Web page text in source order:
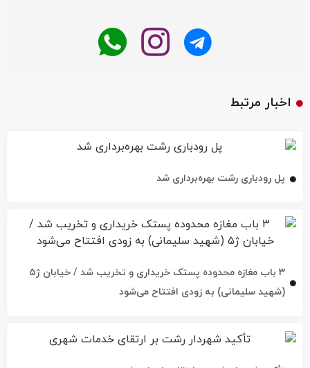
پل رودباری رشت بهره‌برداری شد
تأکید شهردار رشت بر ارتقای خدمات شهری